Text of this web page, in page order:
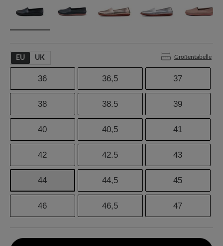
EU UK Größentabelle
36 36,5 37
38 38.5 39
40 40,5 41
42 42.5 43
44 44,5 45
46 46,5 47